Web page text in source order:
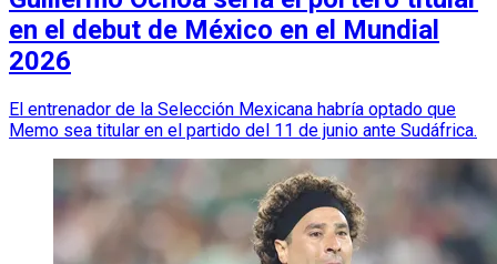
en el debut de México en el Mundial
2026
El entrenador de la Selección Mexicana habría optado que
Memo sea titular en el partido del 11 de junio ante Sudáfrica.